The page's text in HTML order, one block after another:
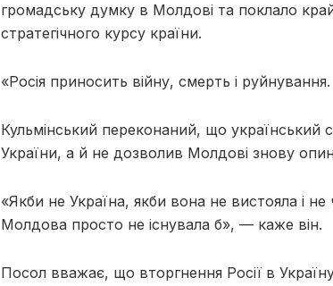
громадську думку в Молдові та поклало
стратегічного курсу країни.
«Росія приносить війну, смерть і
Кульмінський переконаний, що український
України, а й не дозволив Молдові знову
«Якби не Україна, якби вона не вистояла і
Молдова просто не існувала б», — каже він.
Посол вважає, що вторгнення Росії в